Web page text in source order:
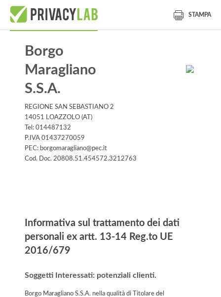
STAMPA
Borgo
Maragliano
S.S.A.
REGIONE SAN SEBASTIANO 2
14051 LOAZZOLO (AT)
Tel: 014487132
P.IVA 01437270059
PEC: borgomaragliano@pec.it
Cod. Doc. 20808.51.454572.3212763
Informativa sul trattamento dei dati
personali ex artt. 13-14 Reg.to UE
2016/679
Soggetti Interessati: potenziali clienti.
Borgo Maragliano S.S.A. nella qualità di Titolare del